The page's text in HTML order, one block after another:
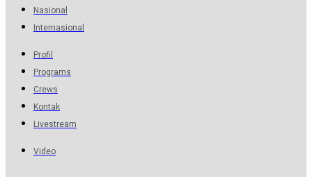
Nasional
Internasional
Profil
Programs
Crews
Kontak
Livestream
Video